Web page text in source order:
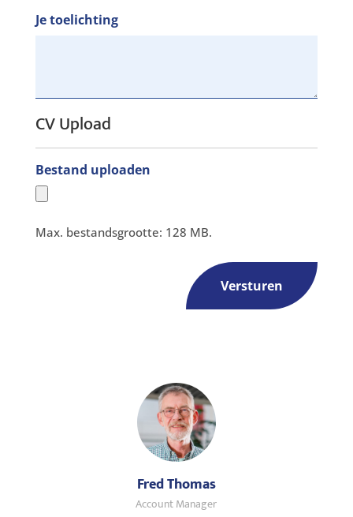
Je toelichting
CV Upload
Bestand uploaden
Max. bestandsgrootte: 128 MB.
Fred Thomas
Account Manager